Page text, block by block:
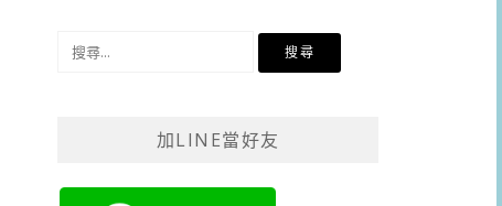
加LINE當好友